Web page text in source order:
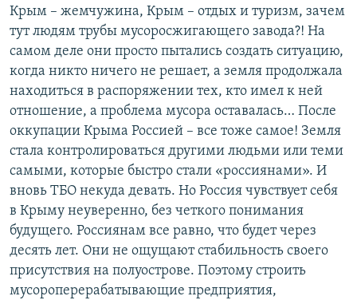
Крым – жемчужина, Крым – отдых и туризм, зачем
тут людям трубы мусоросжигающего завода?! На
самом деле они просто пытались создать ситуацию,
когда никто ничего не решает, а земля продолжала
находиться в распоряжении тех, кто имел к ней
отношение, а проблема мусора оставалась… После
оккупации Крыма Россией – все тоже самое! Земля
стала контролироваться другими людьми или теми
самыми, которые быстро стали «россиянами». И
вновь ТБО некуда девать. Но Россия чувствует себя
в Крыму неуверенно, без четкого понимания
будущего. Россиянам все равно, что будет через
десять лет. Они не ощущают стабильность своего
присутствия на полуострове. Поэтому строить
мусороперерабатывающие предприятия,